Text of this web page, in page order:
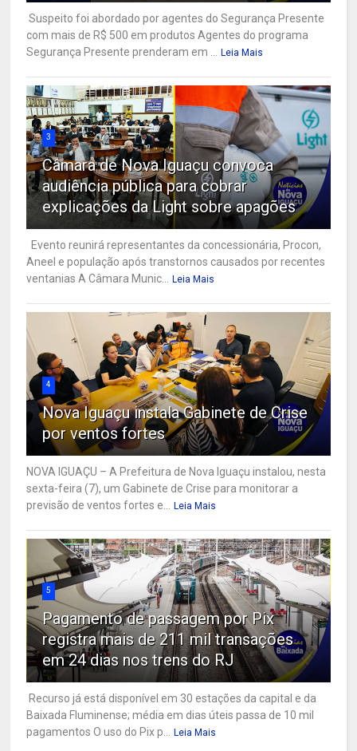
Suspeito foi abordado por agentes do Segurança Presente
com mais de R$ 500 em produtos Agentes do programa
Segurança Presente prenderam em ... Leia Mais
3
Câmara de Nova Iguaçu convoca
audiência pública para cobrar
explicações da Light sobre apagões
Evento reunirá representantes da concessionária, Procon,
Aneel e população após transtornos causados por recentes
ventanias A Câmara Munic... Leia Mais
4
Nova Iguaçu instala Gabinete de Crise
por ventos fortes
NOVA IGUAÇU – A Prefeitura de Nova Iguaçu instalou, nesta
sexta-feira (7), um Gabinete de Crise para monitorar a
previsão de ventos fortes e... Leia Mais
5
Pagamento de passagem por Pix
registra mais de 211 mil transações
em 24 dias nos trens do RJ
Recurso já está disponível em 30 estações da capital e da
Baixada Fluminense; média em dias úteis passa de 10 mil
pagamentos O uso do Pix p... Leia Mais